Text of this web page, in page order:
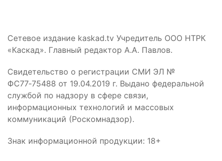
Сетевое издание kaskad.tv Учредитель ООО НТРК
«Каскад». Главный редактор А.А. Павлов.
Свидетельство о регистрации СМИ ЭЛ №
ФС77‑75488 от 19.04.2019 г. Выдано федеральной
службой по надзору в сфере связи,
информационных технологий и массовых
коммуникаций (Роскомнадзор).
Знак информационной продукции: 18+